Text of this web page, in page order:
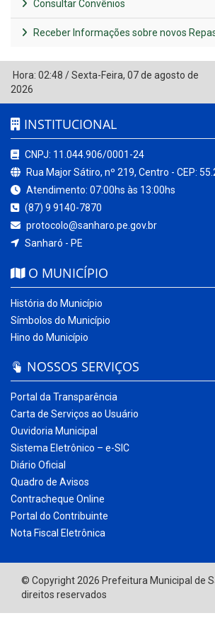
Consultar Convênios
Receber Informações sobre novos
Hora: 02:48 /Sexta-Feira, 07 de agosto de
2026
INSTITUCIONAL
CNPJ: 11.044.906/0001-24
Rua Major Sátiro, nº 219, Centro - CEP:
Atendimento: 07:00hs às 13:00hs
(87) 9 9140-7870
protocolo@sanharo.pe.gov.br
Sanharó - PE
O MUNICÍPIO
História do Município
Símbolos do Município
Hino do Município
NOSSOS SERVIÇOS
Portal da Transparência
Carta de Serviços ao Usuário
Ouvidoria Municipal
Sistema Eletrônico – e-SIC
Diário Oficial
Quadro de Avisos
Contracheque Online
Portal do Contribuinte
Nota Fiscal Eletrônica
© Copyright 2026 Prefeitura Municipal de
direitos reservados